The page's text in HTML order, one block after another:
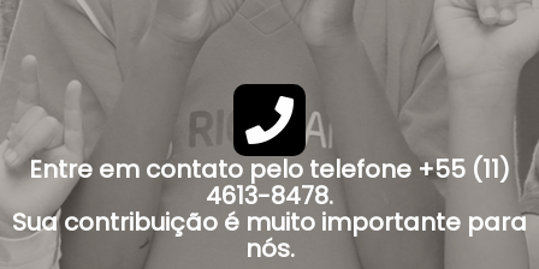
Entre em contato pelo telefone +55 (11)
4613-8478.
Sua contribuição é muito importante para
nós.